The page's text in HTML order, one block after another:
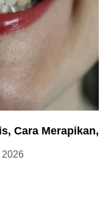
Cara Merapikan,
2026